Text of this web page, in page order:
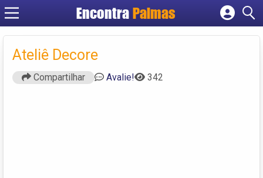
Encontra Palmas
Cadastrar empresa
Ateliê Decore
Compartilhar Avalie! 342